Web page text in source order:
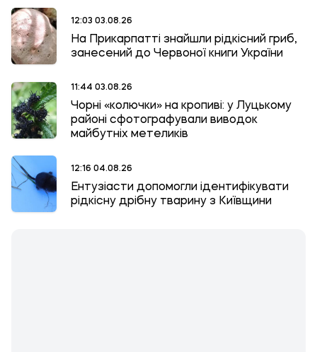
12:03 03.08.26
На Прикарпатті знайшли рідкісний гриб,
занесений до Червоної книги України
11:44 03.08.26
Чорні «колючки» на кропиві: у Луцькому
районі сфотографували виводок
майбутніх метеликів
12:16 04.08.26
Ентузіасти допомогли ідентифікувати
рідкісну дрібну тварину з Київщини